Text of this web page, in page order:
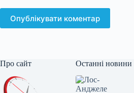
Опублікувати коментар
Про сайт Останні новини